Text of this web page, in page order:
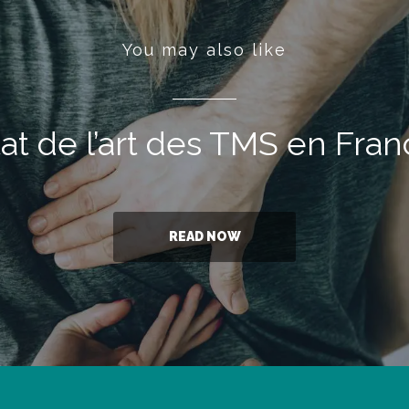
You may also like
de l’art des TMS en
READ NOW